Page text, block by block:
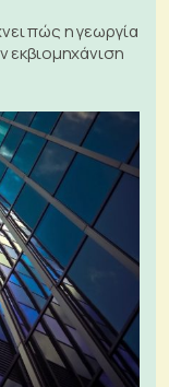
πώς η γεωργία
εκβιομηχάνιση